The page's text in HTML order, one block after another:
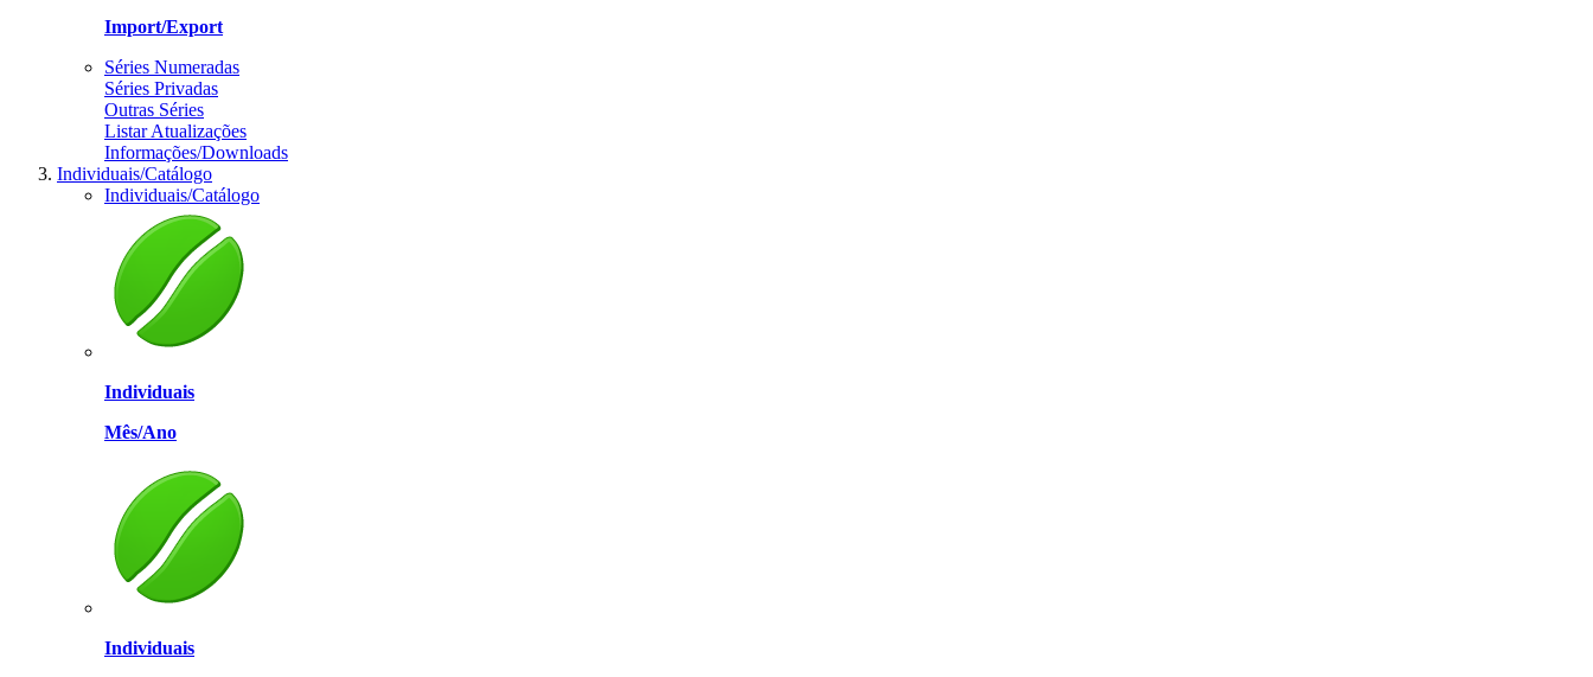
Import/Export
Séries Numeradas
Séries Privadas
Outras Séries
Listar Atualizações
Informações/Downloads
Individuais/Catálogo
Individuais/Catálogo
Individuais
Mês/Ano
Individuais